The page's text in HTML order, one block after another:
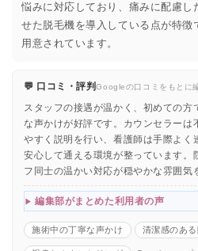
悩みに対応しており、痛みに配慮し
せた脱毛機を導入している点が特徴
用意されています。
💬 口コミ・評判Googleの口コミをもとに
スタッフの接遇が温かく、初めての方
な声かけが好評です。カウンセラーは
やすく説明を行い、看護師は手際よく
安心して通える環境が整っています。
フ同士の温かい対応が穏やかな雰囲気
編集部がまとめた利用者の声
施術中の丁寧な声かけ 清潔感のあ